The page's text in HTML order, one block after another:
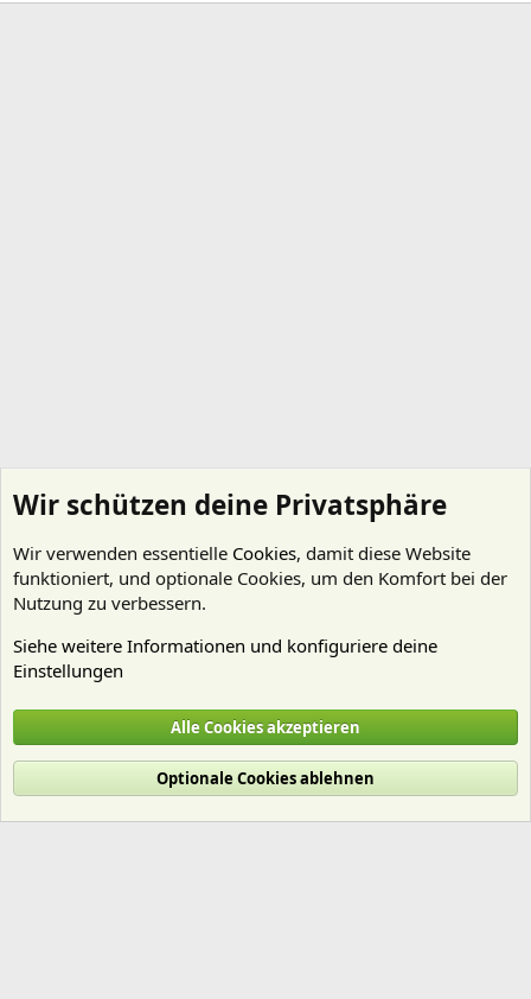
Cookies
Deutsch (Du)
Nutzungsbedingungen
Datenschutz Hilfe und Impressum
R
Wir schützen deine Privatsphäre
Wir verwenden essentielle Cookies, damit diese Website
funktioniert, und optionale Cookies, um den Komfort bei der
Nutzung zu verbessern.
Siehe weitere Informationen und konfiguriere deine
Einstellungen
Alle Cookies akzeptieren
Optionale Cookies ablehnen